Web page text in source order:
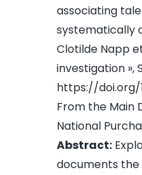
associating
systematically
Clotilde Napp
investigation »,
https://doi.org/
From the Main
National
Abstract:
documents